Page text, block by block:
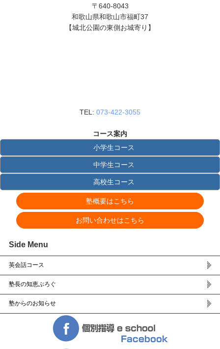
〒640-8043
和歌山県和歌山市福町37
【城北公園の東側お城寄り】
TEL: 073-422-3055
コース案内
小学生コース
中学生コース
高校生コース
塾概要はこちら
お問い合わせはこちら
Side Menu
英会話コース
塾長の知恵ぶろぐ
塾からのお知らせ